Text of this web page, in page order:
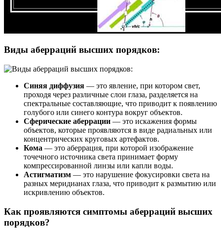
Виды аберраций высших порядков:
Синяя диффузия — это явление, при котором свет,
проходя через различные слои глаза, разделяется на
спектральные составляющие, что приводит к появлению
голубого или синего контура вокруг объектов.
Сферические аберрации — это искажения формы
объектов, которые проявляются в виде радиальных или
концентрических круговых артефактов.
Кома — это аберрация, при которой изображение
точечного источника света принимает форму
компрессированной линзы или капли воды.
Астигматизм — это нарушение фокусировки света на
разных меридианах глаза, что приводит к размытию или
искривлению объектов.
Как проявляются симптомы аберраций высших
порядков?